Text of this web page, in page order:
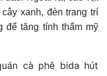
xanh, đèn trang trí
tăng tính thẩm mỹ